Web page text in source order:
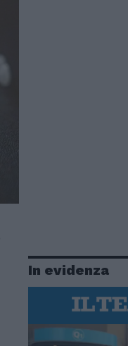
In evidenza